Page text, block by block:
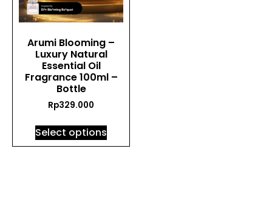
Arumi Blooming –
Luxury Natural
Essential Oil
Fragrance 100ml –
Bottle
Rp329.000
Select options